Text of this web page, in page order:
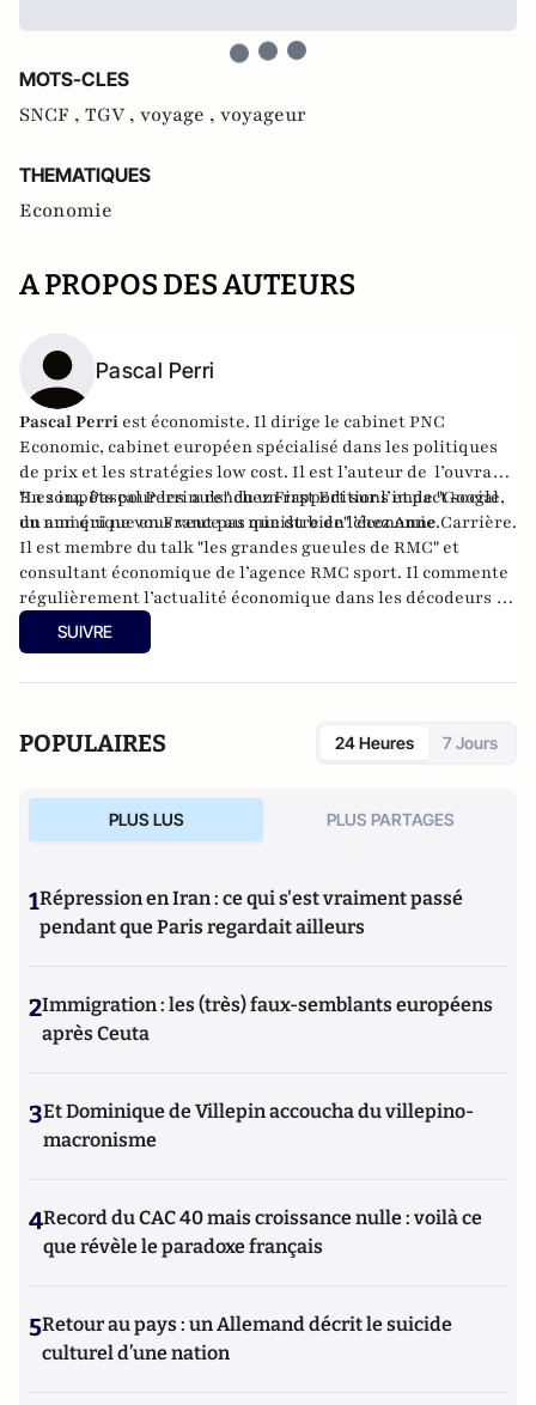
MOTS-CLES
SNCF , TGV , voyage , voyageur
THEMATIQUES
Economie
A PROPOS DES AUTEURS
Pascal Perri
Pascal Perri est économiste. Il dirige le cabinet PNC
Economic, cabinet européen spécialisé dans les politiques
de prix et les stratégies low cost. Il est l’auteur de l’ouvrage
"Les impôts pour les nuls" chez First Editions et de"Google,
un ami qui ne vous veut pas que du bien"chez Anne Carrière.
En 2014, Pascal Perri a rendu unrapportsur l’impact social
du numérique en France au ministre de l’économie.
Il est membre du talk "les grandes gueules de RMC" et
consultant économique de l’agence RMC sport. Il commente
régulièrement l’actualité économique dans les décodeurs de
l’éco sur BFM Business.
SUIVRE
POPULAIRES 24 Heures 7 Jours
PLUS LUS PLUS PARTAGES
1Répression en Iran : ce qui s'est vraiment passé
pendant que Paris regardait ailleurs
2Immigration : les (très) faux-semblants européens
après Ceuta
3Et Dominique de Villepin accoucha du villepino-
macronisme
4Record du CAC 40 mais croissance nulle : voilà ce
que révèle le paradoxe français
5Retour au pays : un Allemand décrit le suicide
culturel d’une nation